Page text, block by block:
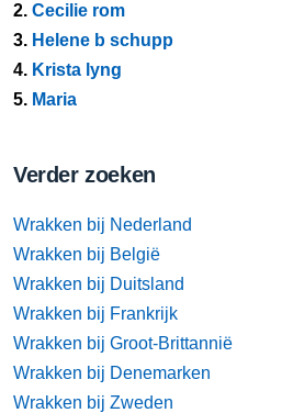
2. Cecilie rom
3. Helene b schupp
4. Krista lyng
5. Maria
Verder zoeken
Wrakken bij Nederland
Wrakken bij België
Wrakken bij Duitsland
Wrakken bij Frankrijk
Wrakken bij Groot-Brittannië
Wrakken bij Denemarken
Wrakken bij Zweden